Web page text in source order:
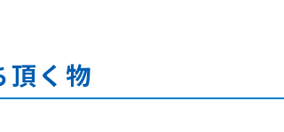
頂く物